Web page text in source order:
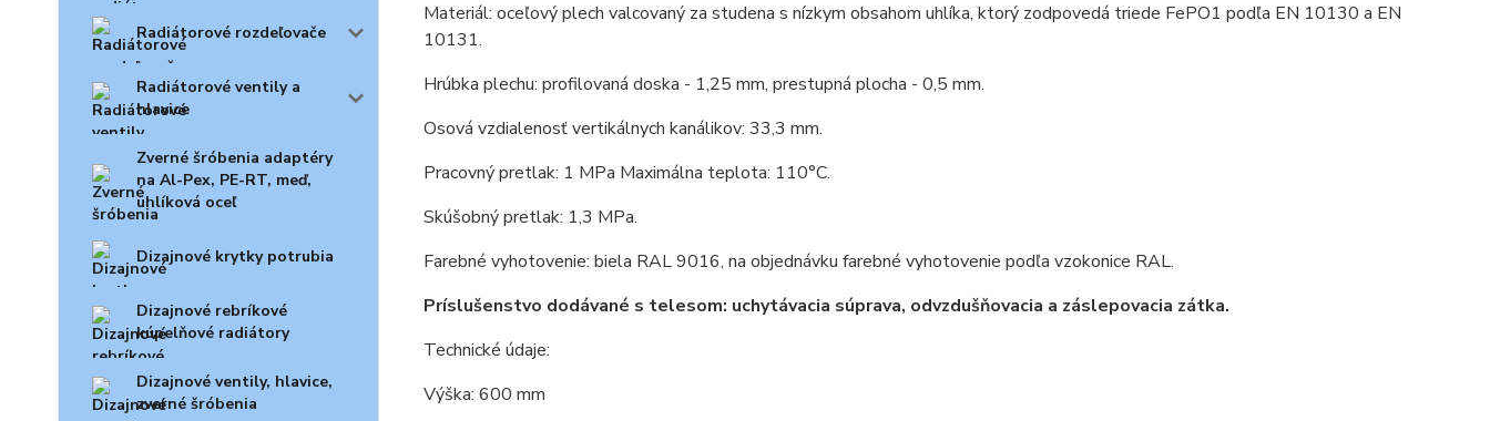
Radiátorové rozdeľovače
Radiátorové ventily a
hlavice
Zverné šróbenia adaptéry
na Al-Pex, PE-RT, meď,
uhlíková oceľ
Dizajnové krytky potrubia
Dizajnové rebríkové
kúpelňové radiátory
Dizajnové ventily, hlavice,
zverné šróbenia
Materiál: oceľový plech valcovaný za studena s nízkym obsahom uhlíka, ktorý zodpovedá triede FePO1 podľa EN 10130 a EN
10131.
Hrúbka plechu: profilovaná doska - 1,25 mm, prestupná plocha - 0,5 mm.
Osová vzdialenosť vertikálnych kanálikov: 33,3 mm.
Pracovný pretlak: 1 MPa Maximálna teplota: 110°C.
Skúšobný pretlak: 1,3 MPa.
Farebné vyhotovenie: biela RAL 9016, na objednávku farebné vyhotovenie podľa vzokonice RAL.
Príslušenstvo dodávané s telesom: uchytávacia súprava, odvzdušňovacia a záslepovacia zátka.
Technické údaje:
Výška: 600 mm